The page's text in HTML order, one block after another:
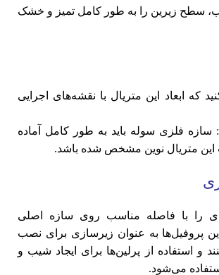
سطح زیرین را به طور کامل تمیز و خشک
که ابعاد این متریال با نقشه‌های اجرایی
سازه فلزی سوله باید به طور کامل آماده
متریال نوین مشخص شده باشد.
را با فاصله مناسب روی سازه اصلی
پروفیل‌ها به عنوان زیرسازی برای نصب
و استفاده از پرلین‌ها برای ایجاد شیب و
می‌شود.